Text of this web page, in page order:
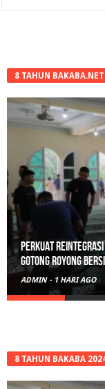
8 TAHUN BAKABA.NET
Perkuat Reintegrasi
Gotong Royong
ADMIN - 1 HARI AGO
8 TAHUN BAKABA